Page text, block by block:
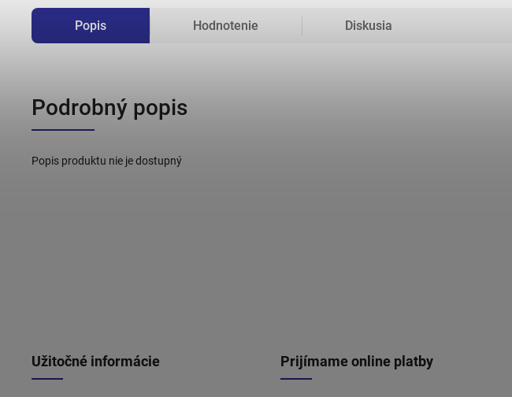
Popis Hodnotenie Diskusia
Podrobný popis
Popis produktu nie je dostupný
Užitočné informácie Prijímame online platby